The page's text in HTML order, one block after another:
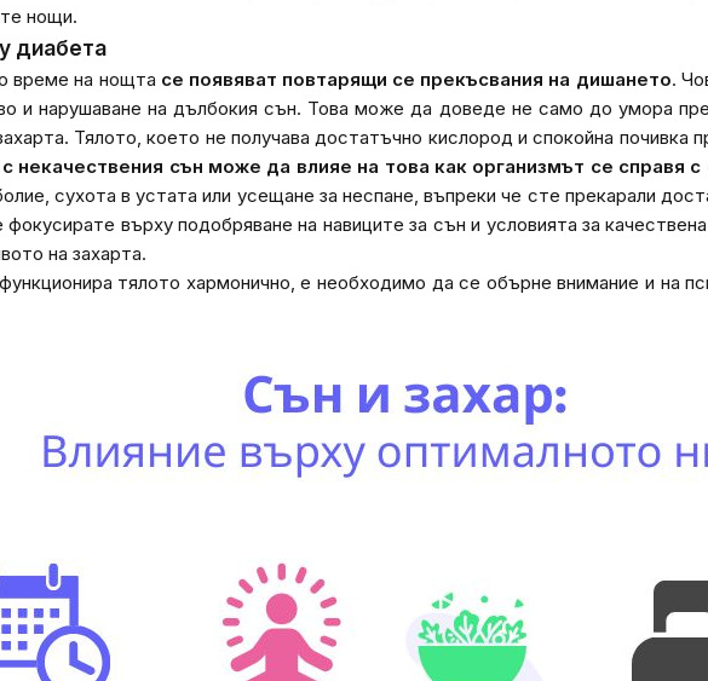
нощи.
диабета
време на нощта се появяват повтарящи се прекъсвания на дишането.
и нарушаване на дълбокия сън. Това може да доведе не само до умора
Тялото, което не получава достатъчно кислород и спокойна
некачествения сън може да влияе на това как организмът се справя
сухота в устата или усещане за неспане, въпреки че сте прекарали
върху подобряване на навиците за сън и условията за
на захарта.
тялото хармонично, е необходимо да се обърне внимание и на